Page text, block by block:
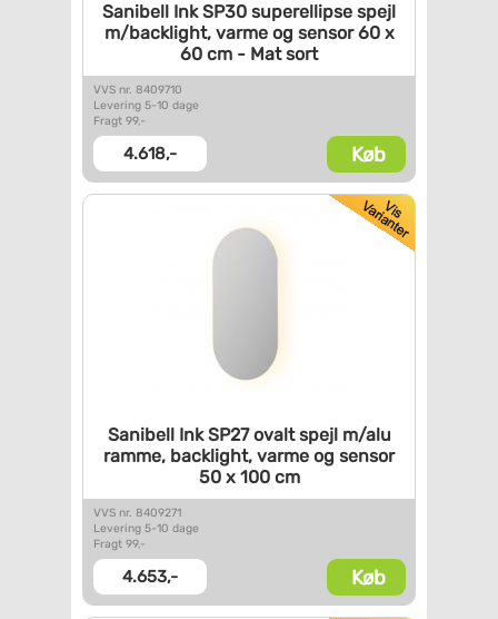
Sanibell Ink SP30 superellipse spejl
m/backlight, varme og sensor 60 x
60 cm - Mat sort
VVS nr. 8409710
Levering 5-10 dage
Fragt 99,-
4.618,- Køb
Sanibell Ink SP27 ovalt spejlm/alu
ramme, backlight, varme og sensor
50 x 100 cm
VVS nr. 8409271
Levering 5-10 dage
Fragt 99,-
4.653,- Køb